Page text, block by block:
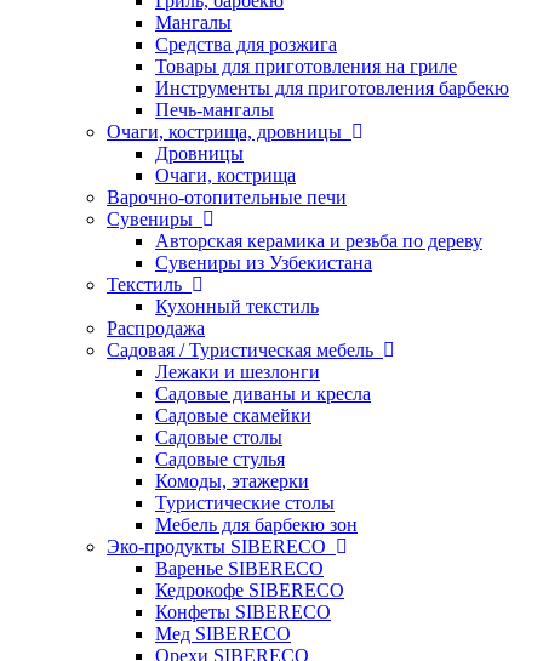
Мангалы
Средства для розжига
Товары для приготовления на гриле
Инструменты для приготовления барбекю
Печь-мангалы
Очаги, кострища, дровницы
Дровницы
Очаги, кострища
Варочно-отопительные печи
Сувениры
Авторская керамика и резьба по дереву
Сувениры из Узбекистана
Текстиль
Кухонный текстиль
Распродажа
Садовая / Туристическая мебель
Лежаки и шезлонги
Садовые диваны и кресла
Садовые скамейки
Садовые столы
Садовые стулья
Комоды, этажерки
Туристические столы
Мебель для барбекю зон
Эко-продукты SIBERECO
Варенье SIBERECO
Кедрокофе SIBERECO
Конфеты SIBERECO
Мед SIBERECO
Орехи SIBERECO